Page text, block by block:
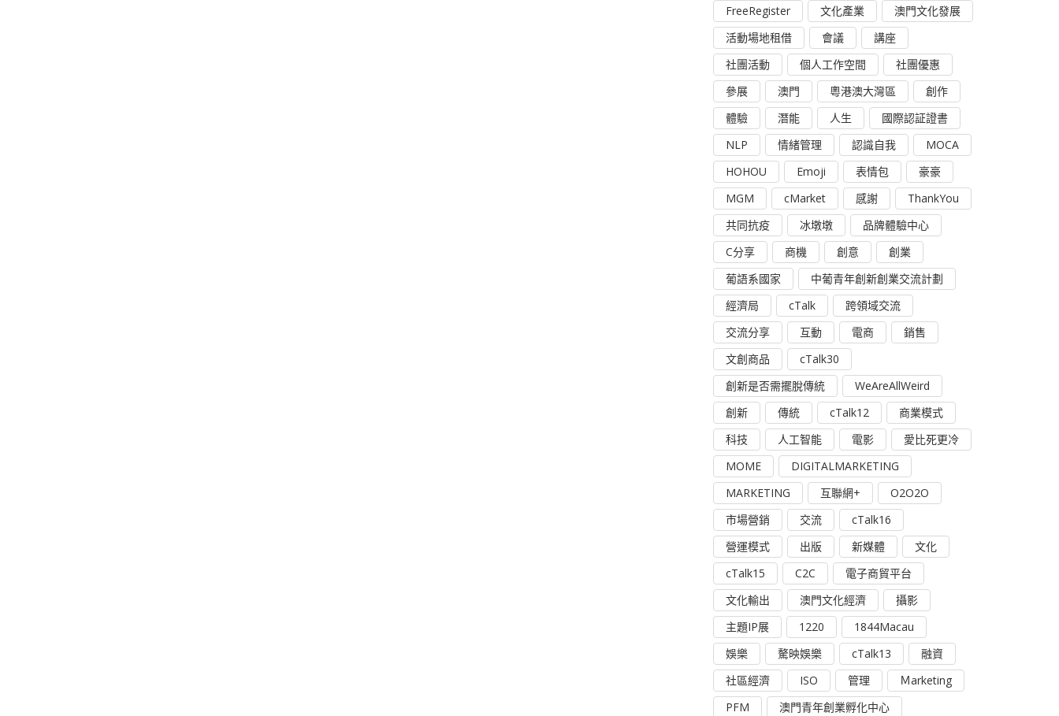
FreeRegister
文化產業
澳門文化發展
活動場地租借
會議
講座
社團活動
個人工作空間
社團優惠
參展
澳門 粵港澳大灣區
創作
體驗
潛能 人生
國際認証證書
NLP
情緒管理 認識自我
MOCA
HOHOU
Emoji 表情包
豪豪
MGM
cMarket 感謝
ThankYou
共同抗疫
冰墩墩
品牌體驗中心
C分享
商機 創意
創業
葡語系國家
中葡青年創新創業交流計劃
經濟局
cTalk
跨領域交流
交流分享
互動 電商
銷售
文創商品
cTalk30
創新是否需擺脫傳統
WeAreAllWeird
創新
傳統 cTalk12
商業模式
科技
人工智能 電影
愛比死更冷
MOME
DIGITALMARKETING
MARKETING
互聯網+
O2O2O
市場營銷
交流
cTalk16
營運模式
出版 新媒體
文化
cTalk15
C2C
電子商貿平台
文化輸出
澳門文化經濟
攝影
主題IP展
1220
1844Macau
娛樂
驁映娛樂 cTalk13
融資
社區經濟
ISO 管理
Ｍarketing
PFM
澳門青年創業孵化中心